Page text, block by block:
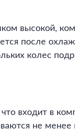
высокой,
после
колес
входит в
не